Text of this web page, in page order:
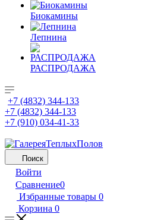
Биокамины
Лепнина
РАСПРОДАЖА
+7 (4832) 344-133
+7 (4832) 344-133
+7 (910) 034-41-33
Поиск
Войти
Сравнение0
Избранные товары 0
Корзина 0